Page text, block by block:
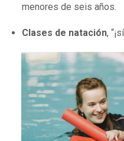
menores de seis años.
Clases de natación,